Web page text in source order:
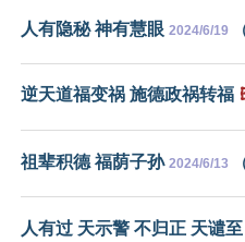
人有隐秘 神有慧眼 2024/6/19
逆天道福变祸 施德政祸转福
祖辈积德 福荫子孙 2024/6/13
人有过 天示警 不归正 天谴至